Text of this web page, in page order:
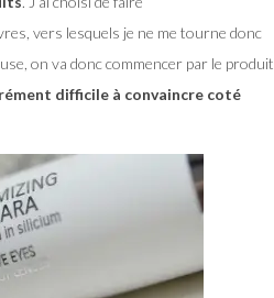
vers lesquels je ne me tourne donc
on va donc commencer par le produit
difficile à convaincre coté